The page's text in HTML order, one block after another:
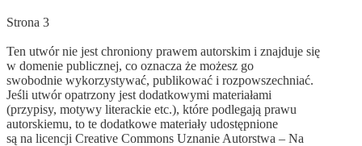
Strona 3
Ten utwór nie jest chroniony prawem autorskim i znajduje się
w domenie publicznej, co oznacza że możesz go
swobodnie wykorzystywać, publikować i rozpowszechniać.
Jeśli utwór opatrzony jest dodatkowymi materiałami
(przypisy, motywy literackie etc.), które podlegają prawu
autorskiemu, to te dodatkowe materiały udostępnione
są na licencji Creative Commons Uznanie Autorstwa – Na